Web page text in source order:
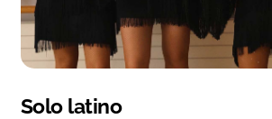
Solo latino